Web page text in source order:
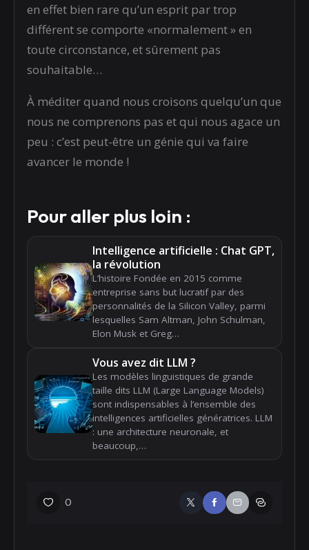
en effet bien rare qu’un esprit par trop
différent se comporte «normalement » en
toute circonstance, et sûrement pas
souhaitable…
À méditer quand nous croisons quelqu’un que
nous ne comprenons pas et qui nous agace un
peu : c’est peut-être un génie qui va faire
avancer le monde !
Pour aller plus loin :
Intelligence artificielle : Chat GPT,
la révolution
L’histoire Fondée en 2015 comme
entreprise sans but lucratif par des
personnalités de la Silicon Valley, parmi
lesquelles Sam Altman, John Schulman,
Elon Musk et Greg…
Vous avez dit LLM ?
Les modèles linguistiques de grande
taille dits LLM (Large Language Models)
sont indispensables à l’ensemble des
intelligences artificielles génératrices. LLM
: une architecture neuronale, et
beaucoup,…
0